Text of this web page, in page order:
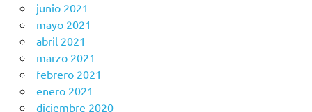
junio 2021
mayo 2021
abril 2021
marzo 2021
febrero 2021
enero 2021
diciembre 2020